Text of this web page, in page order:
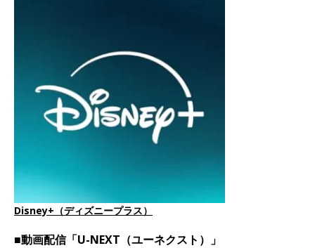
Disney+（ディズニープラス）
■動画配信「U-NEXT（ユーネクスト）」